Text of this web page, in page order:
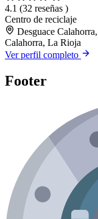
4.1 (32 reseñas )
Centro de reciclaje
Desguace
Calahorra, La Rioja
Ver perfil completo
Footer